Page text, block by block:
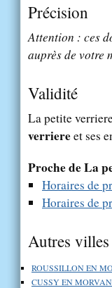
Précision
Attention : ces
auprès de votre
Validité
La petite
verriereet ses
Proche de La
Horaires de
Horaires de
Autres villes
ROUSSILLON EN
CUSSY EN